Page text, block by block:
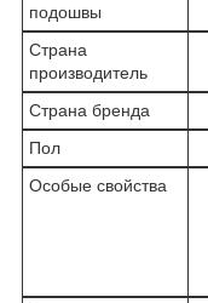
подошвы
Страна
производитель
Страна бренда
Пол
Особые свойства